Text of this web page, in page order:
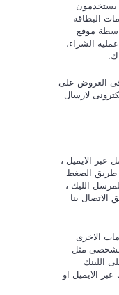
يستخدمون
البطاقة
موقع
الشراء،
العروض على
لارسال
عبر الايميل ،
طريق الضغط
الليك ،
بنا
الاخرى
مثل
اللينك
الايميل او